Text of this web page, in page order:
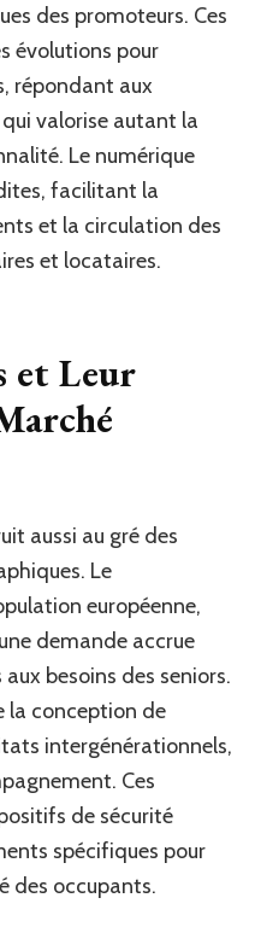
des promoteurs. Ces
évolutions pour
répondant aux
valorise autant la
Le numérique
facilitant la
et la circulation des
et locataires.
et Leur
aussi au gré des
Le
européenne,
demande accrue
besoins des seniors.
la conception de
intergénérationnels,
Ces
de sécurité
spécifiques pour
des occupants.